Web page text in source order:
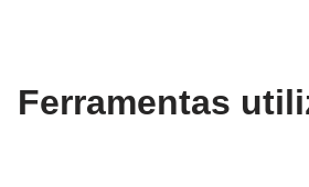
Ferramentas